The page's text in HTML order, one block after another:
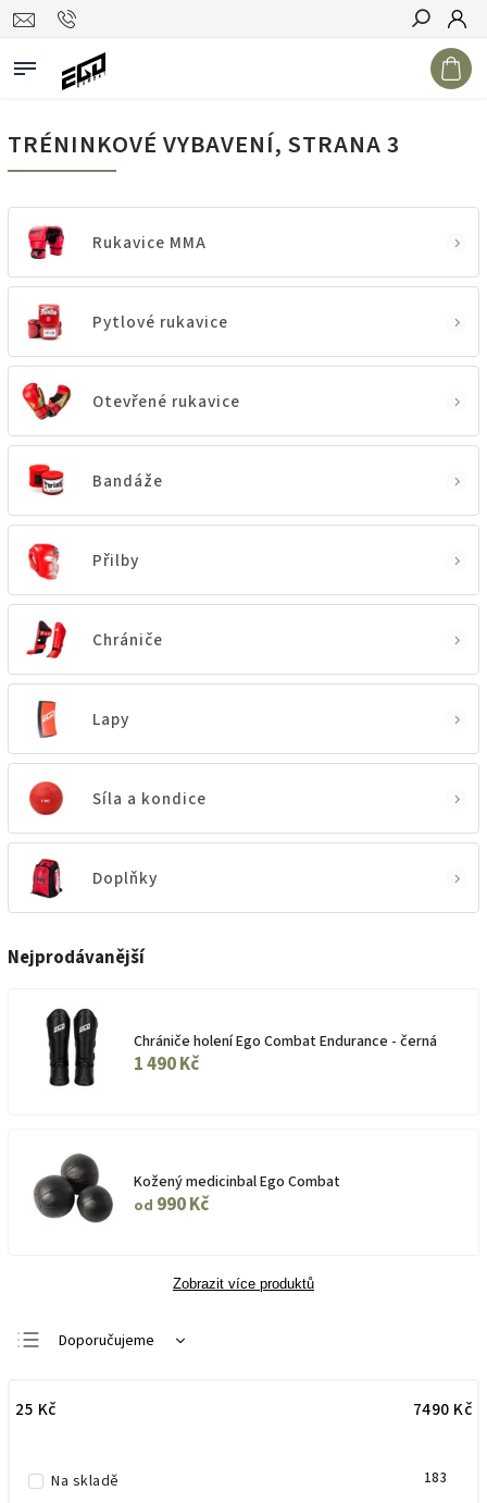
Hledat
TRÉNINKOVÉ VYBAVENÍ, STRANA 3
Rukavice MMA
Pytlové rukavice
Otevřené rukavice
Bandáže
Přilby
Chrániče
Lapy
Síla a kondice
Doplňky
Nejprodávanější
Chrániče holení Ego Combat Endurance - černá
1 490 Kč
Kožený medicinbal Ego Combat
od 990 Kč
Zobrazit více produktů
Doporučujeme
Abecedně
25 Kč 7490 Kč
Na skladě 183